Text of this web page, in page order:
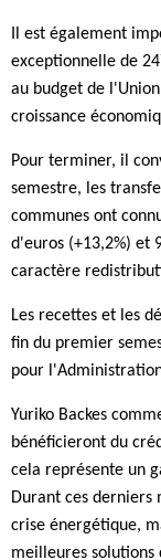
Il est également
exceptionnelle de
au budget de
croissance
Pour terminer, il
semestre, les
communes ont
d'euros (+13,2%) et
caractère
Les recettes et les
fin du premier
pour
Yuriko Backes
bénéficieront du
cela représente un
Durant ces derniers
crise énergétique,
meilleures